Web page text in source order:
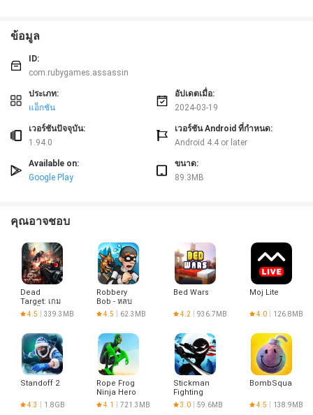
ตุรกี
ข้อมูล
ID:
com.rubygames.assassin
ประเภท:
แอ็กชัน
อัปเดตเมื่อ:
2024-03-19
เวอร์ชันปัจจุบัน:
1.94.0
เวอร์ชัน Android ที่กำหนด:
Android 4.4 or later
Available on:
Google Play
ขนาด:
89.3MB
คุณอาจชอบ
Dead
Target: เกม
ซอมบี้
4.5 339.3MB
Robbery
Bob - หลบ
หนีจาก
ตำรวจ
4.5 62.3MB
Bed Wars
4.2 936.7MB
Moj Lite
4.0 126.8MB
Standoff 2
4.3 1.8GB
Rope Frog
Ninja Hero
Car Vegas
4.1 721.3MB
Stickman
Fighting
3.0 59.6MB
BombSquad
4.5 138.9MB